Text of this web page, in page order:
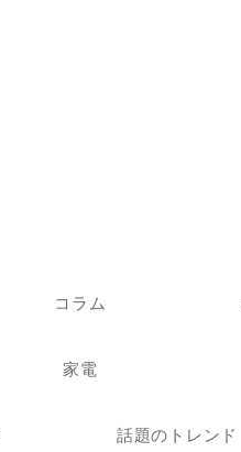
コラム
家電
話題のトレンド